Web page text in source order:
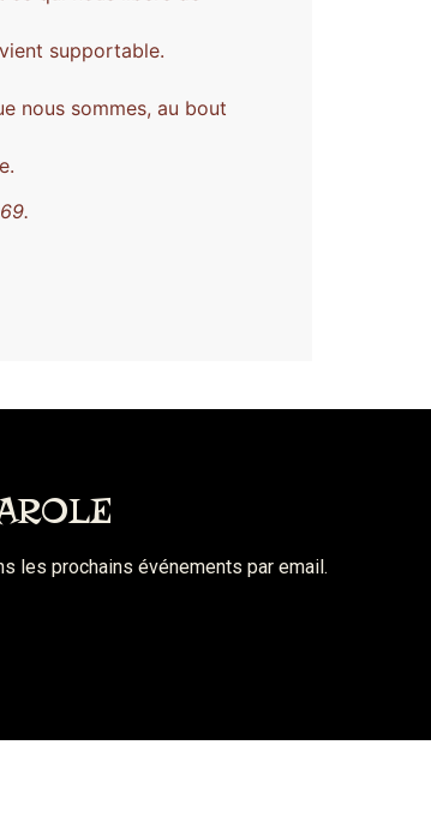
supportable.
nous sommes, au bout
les prochains événements par email.